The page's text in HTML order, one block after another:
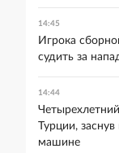
14:45
Игрока
судить за
14:44
Турции,
машине